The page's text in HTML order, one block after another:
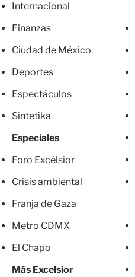
Internacional
Finanzas
Ciudad de México
Deportes
Espectáculos
Sintetika
Especiales
Foro Excélsior
Crisis ambiental
Franja de Gaza
Metro CDMX
El Chapo
Más Excelsior